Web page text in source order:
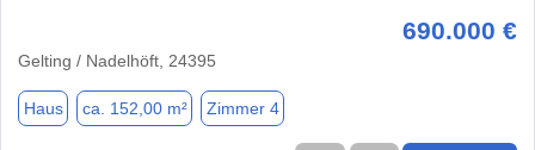
690.000 €
Gelting / Nadelhöft, 24395
Haus ca. 152,00 m² Zimmer 4